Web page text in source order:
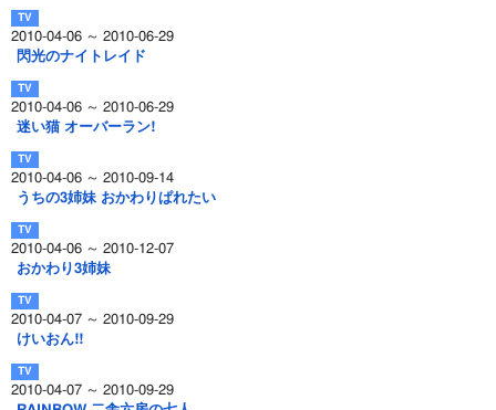
2010-04-06 ～ 2010-06-29
閃光のナイトレイド
2010-04-06 ～ 2010-06-29
迷い猫 オーバーラン!
2010-04-06 ～ 2010-09-14
うちの3姉妹 おかわりぱれたい
2010-04-06 ～ 2010-12-07
おかわり3姉妹
2010-04-07 ～ 2010-09-29
けいおん!!
2010-04-07 ～ 2010-09-29